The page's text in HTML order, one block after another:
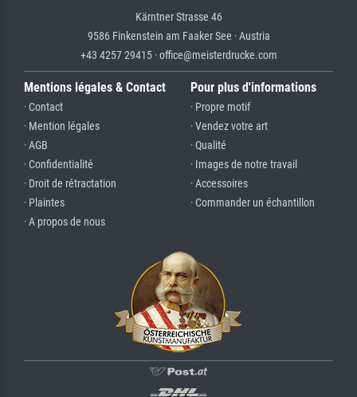
Kärntner Strasse 46
9586 Finkenstein am Faaker See · Austria
+43 4257 29415 · office@meisterdrucke.com
Mentions légales & Contact
· Contact
· Mention légales
· AGB
· Confidentialité
· Droit de rétractation
· Plaintes
· A propos de nous
Pour plus d'informations
· Propre motif
· Vendez votre art
· Qualité
· Images de notre travail
· Accessoires
· Commander un échantillon